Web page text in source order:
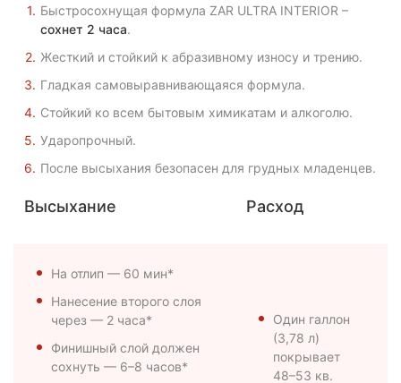
Быстросохнущая формула ZAR ULTRA INTERIOR –
сохнет 2 часа.
Жесткий и стойкий к абразивному износу и трению.
Гладкая самовыравнивающаяся формула.
Стойкий ко всем бытовым химикатам и алкоголю.
Ударопрочный.
После высыхания безопасен для грудных младенцев.
Высыхание Расход
На отлип — 60 мин*
Нанесение второго слоя
через — 2 часа*
Финишный слой должен
сохнуть — 6–8 часов*
Один галлон
(3,78 л)
покрывает
48–53 кв.